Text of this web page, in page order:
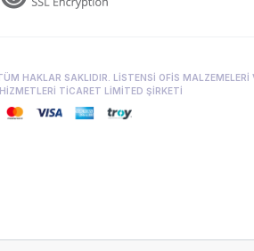
HAKLAR SAKLIDIR. LİSTENSİ OFİS MALZEMELERİ
TİCARET LİMİTED ŞİRKETİ